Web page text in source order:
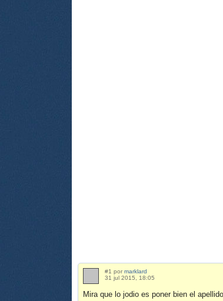
#1 por marklard
31 jul 2015, 18:05
Mira que lo jodio es poner bien el